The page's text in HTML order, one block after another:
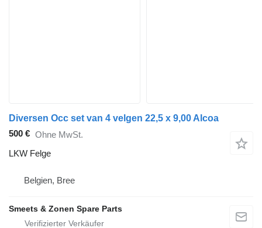
Diversen Occ set van 4 velgen 22,5 x 9,00 Alcoa
500 € Ohne MwSt.
LKW Felge
Belgien, Bree
Smeets & Zonen Spare Parts